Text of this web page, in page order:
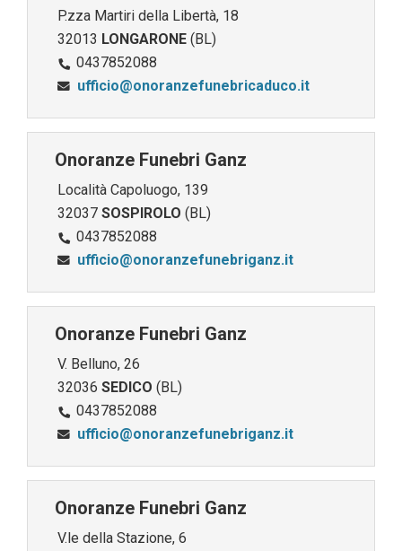
P.zza Martiri della Libertà, 18
32013 LONGARONE (BL)
0437852088
ufficio@onoranzefunebricaduco.it
Onoranze Funebri Ganz
Località Capoluogo, 139
32037 SOSPIROLO (BL)
0437852088
ufficio@onoranzefunebriganz.it
Onoranze Funebri Ganz
V. Belluno, 26
32036 SEDICO (BL)
0437852088
ufficio@onoranzefunebriganz.it
Onoranze Funebri Ganz
V.le della Stazione, 6